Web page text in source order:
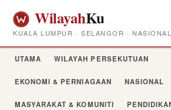
WilayahKu
KUALA LUMPUR · SELANGOR · NASIONAL
UTAMA WILAYAH PERSEKUTUAN
EKONOMI & PERNIAGAAN NASIONAL
MASYARAKAT & KOMUNITI